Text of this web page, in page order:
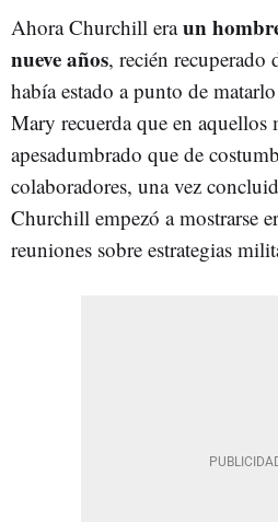
Ahora Churchill eraun
nueve años, recién recuperado
había estado a punto de
Mary recuerda que en aquellos
apesadumbrado que de
colaboradores, una vez
Churchill empezó a mostrarse
reuniones sobre estrategias